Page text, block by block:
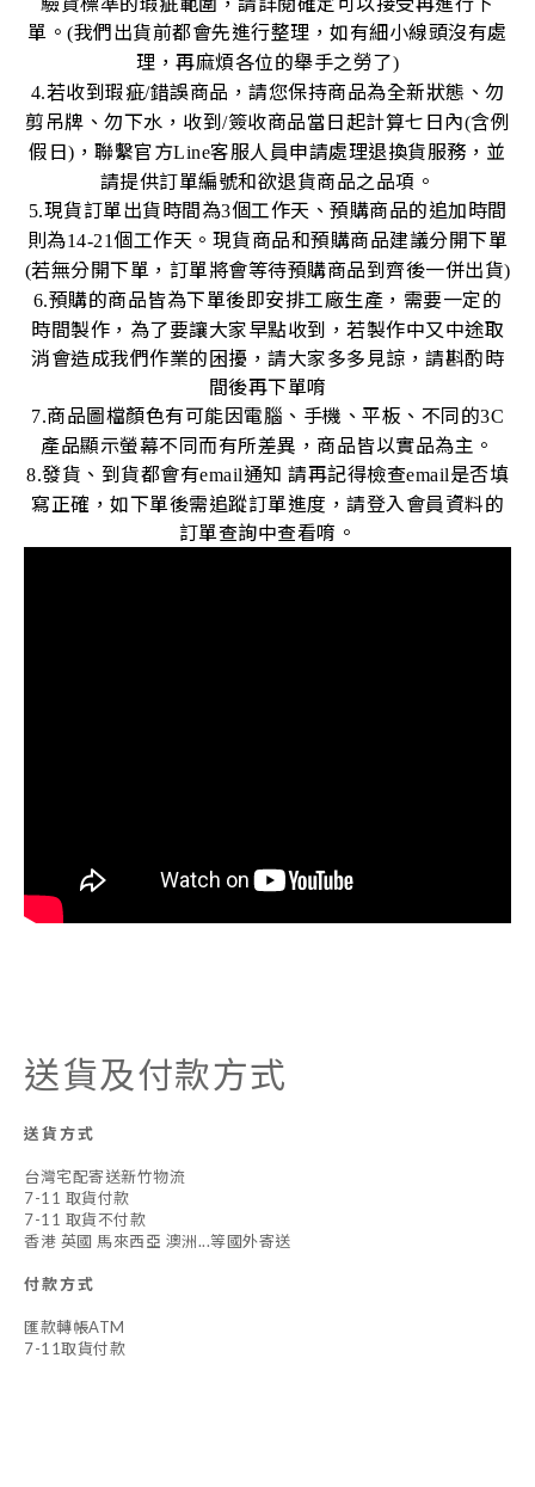
單。(我們出貨前都會先進行整理，如有細小線頭沒有處
理，再麻煩各位的舉手之勞了)
4.若收到瑕疵/錯誤商品，請您保持商品為全新狀態、勿
剪吊牌、勿下水，收到/簽收商品當日起計算七日內(含例
假日) ，聯繫官方Line客服人員申請處理退換貨服務，並
請提供訂單編號和欲退貨商品之品項。
5.現貨訂單出貨時間為3個工作天、預購商品的追加時間
則為14-21個工作天。現貨商品和預購商品建議分開下單
(若無分開下單，訂單將會等待預購商品到齊後一併出貨)
6.預購的商品皆為下單後即安排工廠生產，需要一定的
時間製作，為了要讓大家早點收到，若製作中又中途取
消會造成我們作業的困擾，請大家多多見諒，請斟酌時
間後再下單唷
7.商品圖檔顏色有可能因電腦、手機、平板、不同的3C
產品顯示螢幕不同而有所差異，商品皆以實品為主。
8.發貨、到貨都會有email通知 請再記得檢查email是否填
寫正確，如下單後需追蹤訂單進度，請登入會員資料的
訂單查詢中查看唷。
送貨及付款方式
送貨方式
台灣宅配寄送新竹物流
7-11 取貨付款
7-11 取貨不付款
香港 英國 馬來西亞 澳洲...等國外寄送
付款方式
匯款轉帳ATM
7-11取貨付款